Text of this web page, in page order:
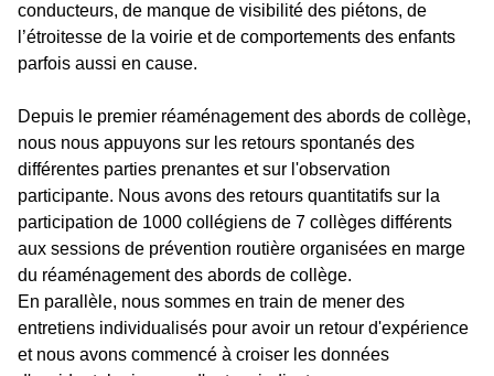
conducteurs, de manque de visibilité des piétons, de
l’étroitesse de la voirie et de comportements des enfants
parfois aussi en cause.
Depuis le premier réaménagement des abords de collège,
nous nous appuyons sur les retours spontanés des
différentes parties prenantes et sur l'observation
participante. Nous avons des retours quantitatifs sur la
participation de 1000 collégiens de 7 collèges différents
aux sessions de prévention routière organisées en marge
du réaménagement des abords de collège.
En parallèle, nous sommes en train de mener des
entretiens individualisés pour avoir un retour d'expérience
et nous avons commencé à croiser les données